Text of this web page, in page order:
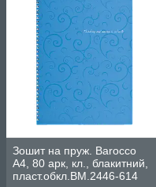
Зошит на пруж. Barocco
А4, 80 арк, кл., блакитний,
пласт.обкл.BM.2446-614